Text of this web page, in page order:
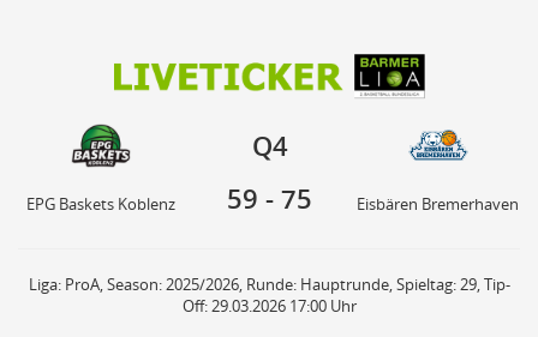
EPG Baskets Koblenz Eisbären Bremerhaven
Q4
59 - 75
EPG Baskets Koblenz Eisbären Bremerhaven
Liga: ProA, Season: 2025/2026, Runde: Hauptrunde, Spieltag: 29, Tip-
Off: 29.03.2026 17:00 Uhr